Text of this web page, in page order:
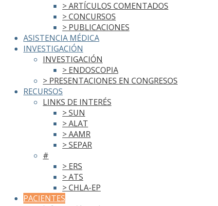
> ARTÍCULOS COMENTADOS
> CONCURSOS
> PUBLICACIONES
ASISTENCIA MÉDICA
INVESTIGACIÓN
INVESTIGACIÓN
> ENDOSCOPIA
> PRESENTACIONES EN CONGRESOS
RECURSOS
LINKS DE INTERÉS
> SUN
> ALAT
> AAMR
> SEPAR
#
> ERS
> ATS
> CHLA-EP
PACIENTES